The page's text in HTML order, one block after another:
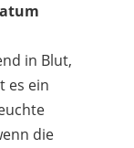
in Blut,
es ein
die